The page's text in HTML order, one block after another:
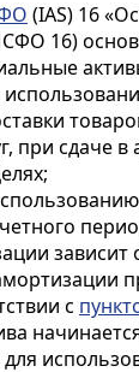
(IAS) 16
16)
при сдаче в
зависит
с